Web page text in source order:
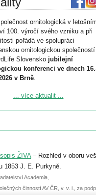
ornitologická v
100. výročí svého vzniku a při
pořádá ve spolupráci
ornitologickou společností
Slovensko jubilejní
konferenci ve dnech
v Brně.
informace ke konferenci
se můžete do 6. září.
přihlášené přednášky nebo
už 30. června.
... více aktualit ...
ŽIVA– Rozhled v oboru
1853 J. E. Purkyně.
Academia,
činností AV ČR, v. v. i., za